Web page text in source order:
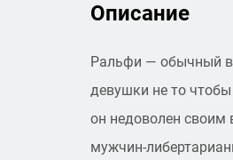
Описание
Ральфи — обычный
девушки не то чтобы
он недоволен своим
мужчин-